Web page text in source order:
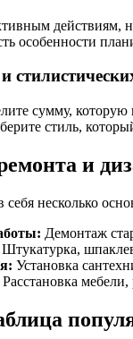
действиям,
особенности
сумму,
стиль,
и
несколько
Демонтаж
Штукатурка,
Установка
Расстановка